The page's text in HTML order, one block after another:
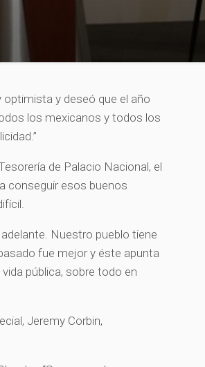
optimista y deseó que el año
los mexicanos y todos los
de Palacio Nacional, el
conseguir esos buenos
Nuestro pueblo tiene
fue mejor y éste apunta
pública, sobre todo en
Jeremy Corbin,